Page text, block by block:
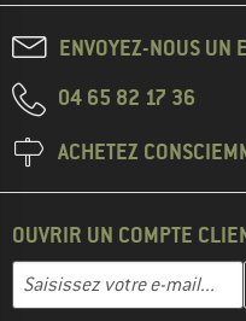
ENVOYEZ-NOUS UN
04 65 82 17 36
ACHETEZ
OUVRIR UN COMPTE
Adresse e-mail
Entrez votre adresse e-